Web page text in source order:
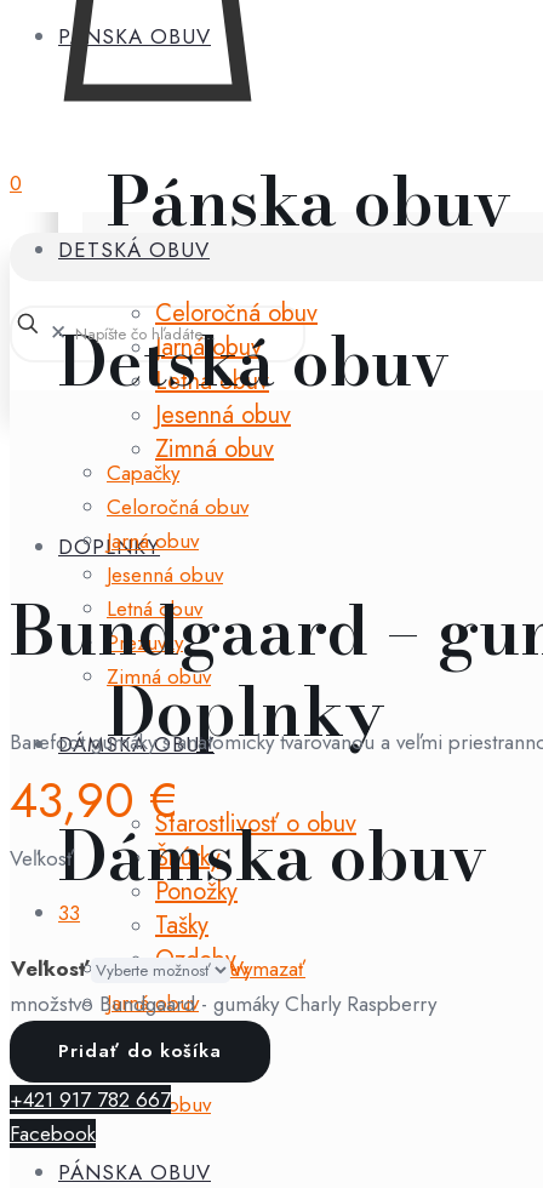
PÁNSKA OBUV
Pánska obuv
Celoročná obuv
Jarná obuv
Letná obuv
Jesenná obuv
Zimná obuv
DOPLNKY
Doplnky
Starostlivosť o obuv
Šnúrky
Ponožky
Tašky
Ozdoby
ZNAČKY
0
DETSKÁ OBUV
Detská obuv
Capačky
Celoročná obuv
Jarná obuv
Jesenná obuv
Letná obuv
Prezuvky
Zimná obuv
DÁMSKA OBUV
Dámska obuv
Celoročná obuv
Jarná obuv
Letná obuv
Zimná obuv
PÁNSKA OBUV
✕
Bundgaard –
Barefoot gumáky s anatomicky tvarovanou a veľmi
43,90€
Veľkosť
33
Veľkosť
Vymazať
množstvo Bundgaard - gumáky Charly Raspberry
Pridať do košíka
+421 917 782 667
Facebook